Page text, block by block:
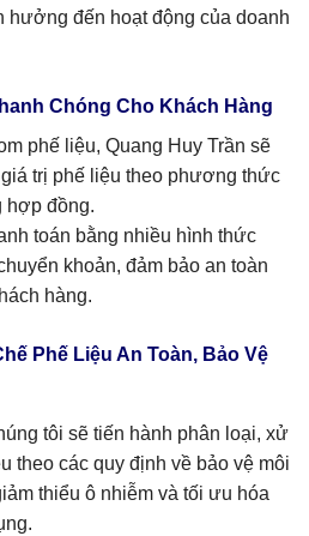
hưởng đến hoạt động của doanh
Chóng Cho Khách Hàng
phế liệu, Quang Huy Trần sẽ
trị phế liệu theo phương thức
hợp đồng.
toán bằng nhiều hình thức
khoản, đảm bảo an toàn
hàng.
Phế Liệu An Toàn, Bảo Vệ
tôi sẽ tiến hành phân loại, xử
theo các quy định về bảo vệ môi
thiểu ô nhiễm và tối ưu hóa